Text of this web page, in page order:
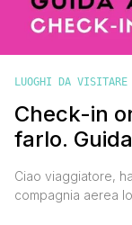
LUOGHI DA
Check-in
farlo.
Ciao viaggiatore,
compagnia aerea